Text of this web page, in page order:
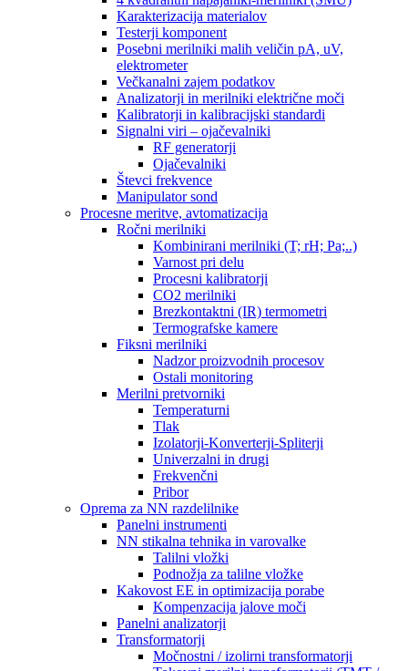
Karakterizacija materialov
Testerji komponent
Posebni merilniki malih veličin pA, uV,
elektrometer
Večkanalni zajem podatkov
Analizatorji in merilniki električne moči
Kalibratorji in kalibracijski standardi
Signalni viri – ojačevalniki
RF generatorji
Ojačevalniki
Števci frekvence
Manipulator sond
Procesne meritve, avtomatizacija
Ročni merilniki
Kombinirani merilniki (T; rH; Pa;..)
Varnost pri delu
Procesni kalibratorji
CO2 merilniki
Brezkontaktni (IR) termometri
Termografske kamere
Fiksni merilniki
Nadzor proizvodnih procesov
Ostali monitoring
Merilni pretvorniki
Temperaturni
Tlak
Izolatorji-Konverterji-Spliterji
Univerzalni in drugi
Frekvenčni
Pribor
Oprema za NN razdelilnike
Panelni instrumenti
NN stikalna tehnika in varovalke
Talilni vložki
Podnožja za talilne vložke
Kakovost EE in optimizacija porabe
Kompenzacija jalove moči
Panelni analizatorji
Transformatorji
Močnostni / izolirni transformatorji